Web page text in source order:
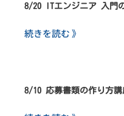
8/20 ITエンジニア 入門
続きを読む 》
8/10 応募書類の作り方講